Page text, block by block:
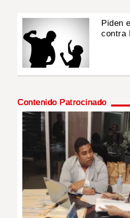
Piden
contra
Contenido Patrocinado